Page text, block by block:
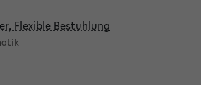
Flexible Bestuhlung